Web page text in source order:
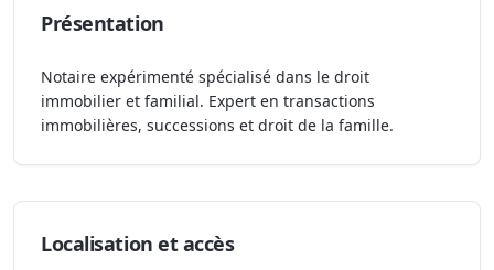
Présentation
Notaire expérimenté spécialisé dans le droit
immobilier et familial. Expert en transactions
immobilières, successions et droit de la famille.
Localisation et accès